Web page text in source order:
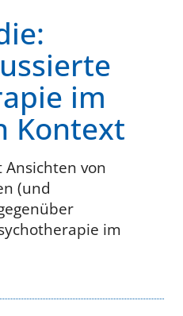
im
Kontext
von
(und
im